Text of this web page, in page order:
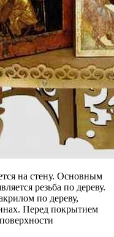
на стену. Основным
резьба по дереву.
по дереву,
Перед покрытием